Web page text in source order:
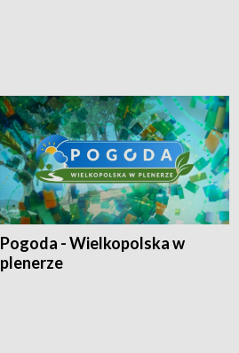
Pogoda - Wielkopolska w
plenerze